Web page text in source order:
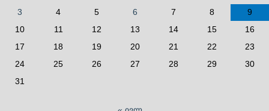
3
4 5 6 7 8
9
10
11 12 13 14 15
16
17
18 19 20 21 22
23
24
25 26 27 28 29
30
31